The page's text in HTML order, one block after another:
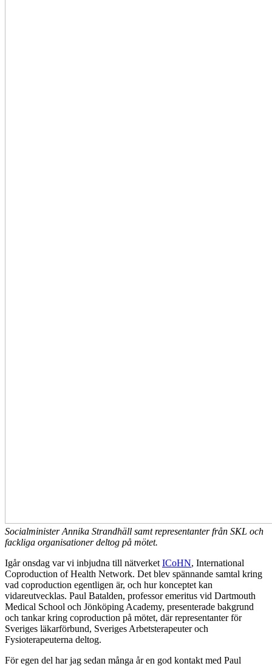
Socialminister Annika Strandhäll samt representanter från SKL och
fackliga organisationer deltog på mötet.
Igår onsdag var vi inbjudna till nätverket ICoHN, International
Coproduction of Health Network. Det blev spännande samtal kring
vad coproduction egentligen är, och hur konceptet kan
vidareutvecklas. Paul Batalden, professor emeritus vid Dartmouth
Medical School och Jönköping Academy, presenterade bakgrund
och tankar kring coproduction på mötet, där representanter för
Sveriges läkarförbund, Sveriges Arbetsterapeuter och
Fysioterapeuterna deltog.
För egen del har jag sedan många år en god kontakt med Paul